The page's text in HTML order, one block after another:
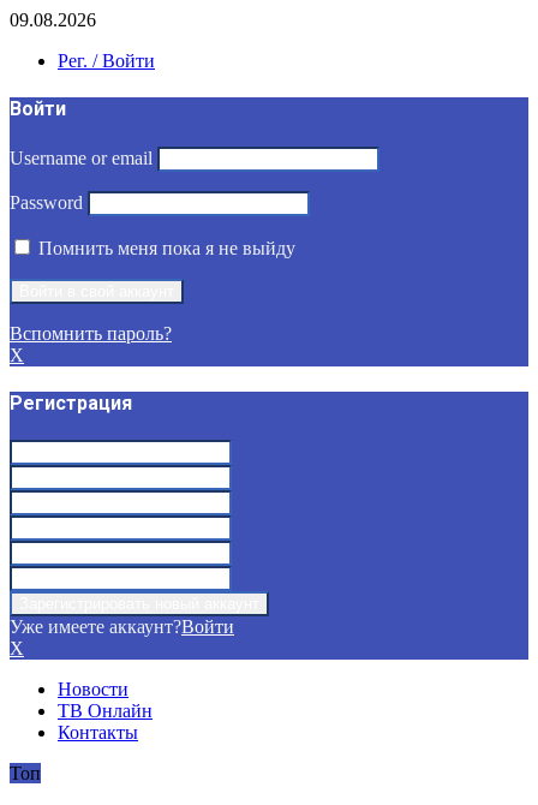
09.08.2026
Рег. / Войти
Войти
Username or email
Password
Помнить меня пока я не выйду
Вспомнить пароль?
X
Регистрация
Уже имеете аккаунт?Войти
X
Новости
ТВ Онлайн
Контакты
Топ